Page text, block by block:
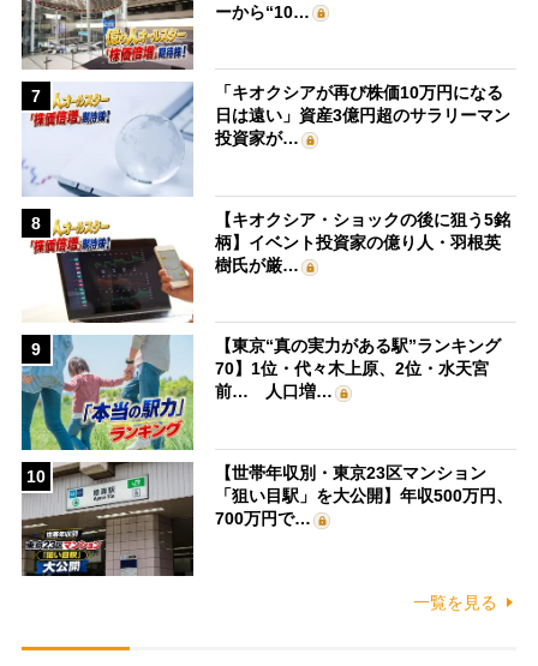
ーから“10…
7
「キオクシアが再び株価10万円になる
日は遠い」資産3億円超のサラリーマン
投資家が…
8
【キオクシア・ショックの後に狙う5銘
柄】イベント投資家の億り人・羽根英
樹氏が厳…
9
【東京“真の実力がある駅”ランキング
70】1位・代々木上原、2位・水天宮
前… 人口増…
10
【世帯年収別・東京23区マンション
「狙い目駅」を大公開】年収500万円、
700万円で…
一覧を見る